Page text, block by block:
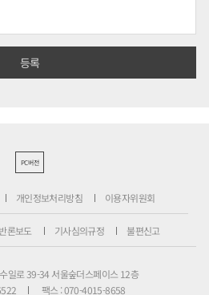
PC버전
개인정보처리방침 이용자위원회
론보도 기사심의규정 불편신고
일로 39-34 서울숲더스페이스 12층
팩스 : 070-4015-8658